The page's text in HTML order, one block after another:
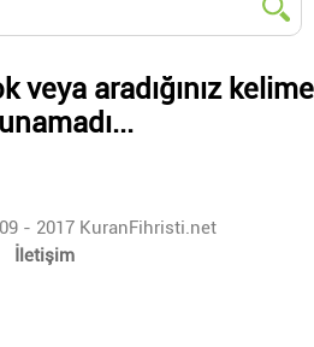
veya aradığınız kelime
- 2017 KuranFihristi.net
İletişim